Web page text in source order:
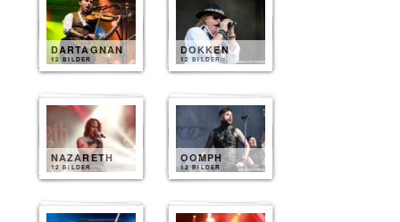
DARTAGNAN
12 BILDER
DOKKEN
12 BILDER
NAZARETH
12 BILDER
OOMPH
12 BILDER